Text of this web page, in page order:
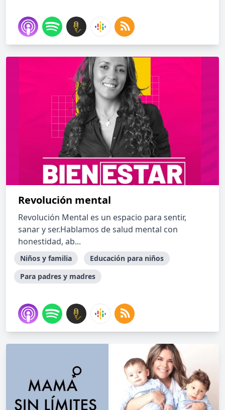
Revolución mental
Revolución Mental es un espacio para sentir,
sanar y ser.Hablamos de salud mental con
honestidad, ab...
Niños y familia
Educación para niños
Para padres y madres